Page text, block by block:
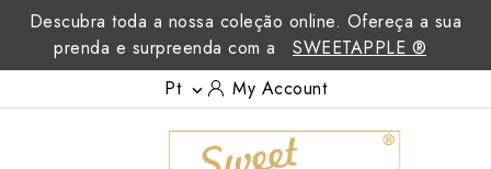
Descubra toda a nossa coleção online. Ofereça a sua
prenda e surpreenda com a
SWEETAPPLE ®
Pt  My Account